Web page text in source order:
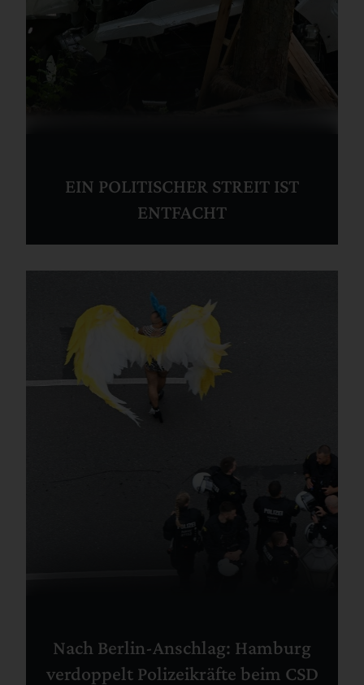
EIN POLITISCHER STREIT IST
ENTFACHT
Nach Berlin-Anschlag: Hamburg
verdoppelt Polizeikräfte beim CSD